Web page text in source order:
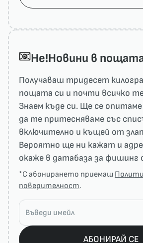
He!Новини в
Получаваш тридесет
пощата си и почти всичко
Знаем къде си. Ще се опитаме
да те притесняваме със
включително и къщей от
Вероятно ще ни кажат и
окаже в датабаза за фишинг
*С абонирането приемаш
поверителност.
АБОНИРАЙ СЕ